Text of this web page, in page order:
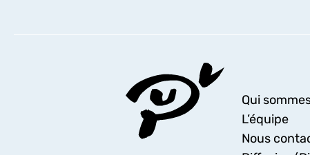
Qui
L’équipe
Nous